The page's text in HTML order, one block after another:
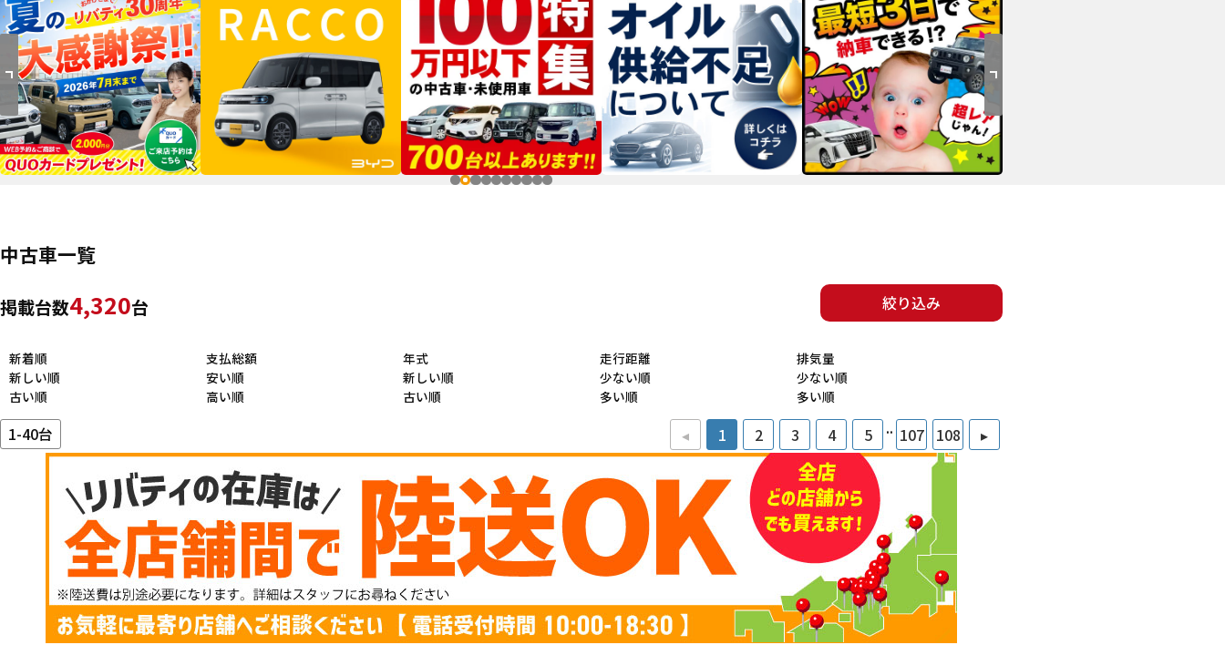
中古車一覧
絞り込み
掲載台数4,320台
新着順
新しい順
古い順
支払総額
安い順
高い順
年式
新しい順
古い順
走行距離
少ない順
多い順
排気量
少ない順
多い順
1-40台 ◂ 1 2 3 4 5 .. 107 108 ▸